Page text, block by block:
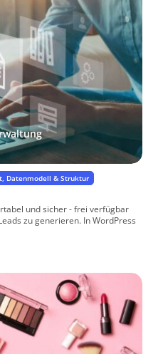
Datenmodell & Struktur
und sicher - frei verfügbar
zu generieren. In WordPress